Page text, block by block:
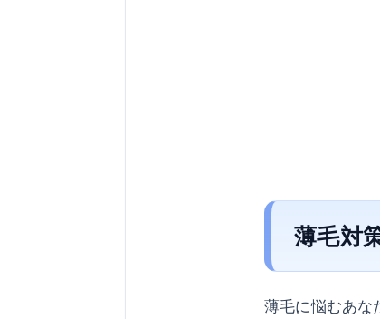
薄毛対
薄毛に悩むあな